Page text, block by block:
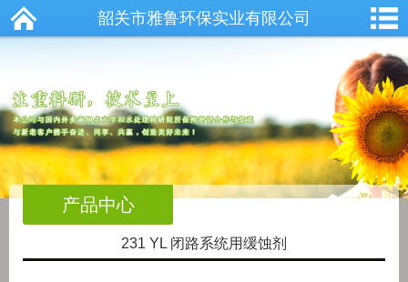
韶关市雅鲁环保实业有限公司
产品中心
231 YL 闭路系统用缓蚀剂